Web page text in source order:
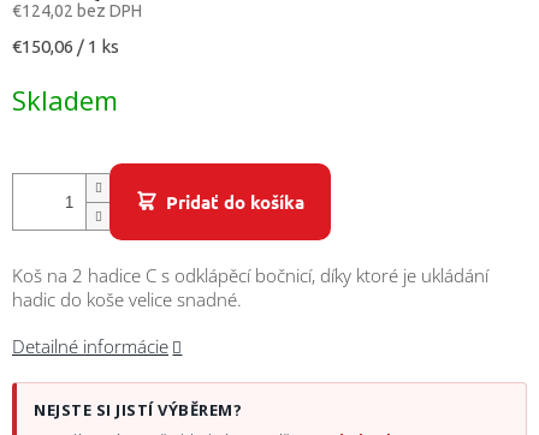
€124,02 bez DPH
Jednotková
€150,06 / 1 ks
Skladem
Pridať do košíka
Koš na 2 hadice C s odklápěcí bočnicí, díky ktoré je ukládání
hadic do koše velice snadné.
Detailné informácie
NEJSTE SI JISTÍ VÝBĚREM?